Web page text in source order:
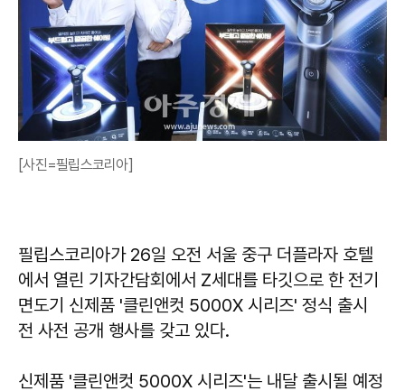
[사진=필립스코리아]
필립스코리아가 26일 오전 서울 중구 더플라자 호텔
에서 열린 기자간담회에서 Z세대를 타깃으로 한 전기
면도기 신제품 '클린앤컷 5000X 시리즈' 정식 출시
전 사전 공개 행사를 갖고 있다.
신제품 '클린앤컷 5000X 시리즈'는 내달 출시될 예정